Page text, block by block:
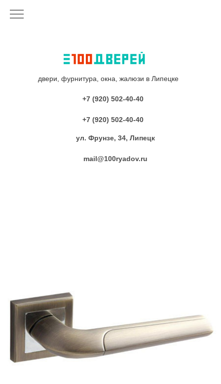
двери, фурнитура, окна, жалюзи в Липецке
+7 (920) 502-40-40
+7 (920) 502-40-40
ул. Фрунзе, 34, Липецк
mail@100ryadov.ru